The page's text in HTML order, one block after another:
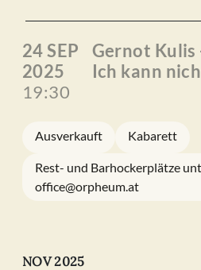
24 SEP
2025
19:30
Gernot Kulis
Ich kann
Ausverkauft Kabarett
Rest- und Barhockerplätze
office@orpheum.at
NOV 2025